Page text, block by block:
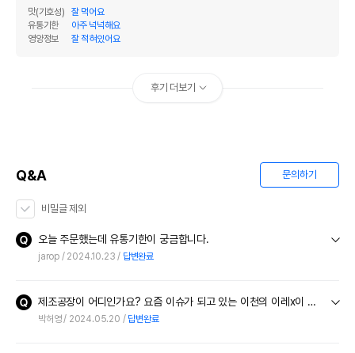
맛(기호성)
잘 먹어요
유통기한
아주 넉넉해요
영양정보
잘 적혀있어요
후기 더보기
Q&A 문의하기
비밀글 제외
오늘 주문했는데 유통기한이 궁금합니다.
jarop 2024.10.23 답변완료
제조공장이 어디인가요? 요즘 이슈가 되고 있는 이천의 이레x이 아닌지 걱정되서요
박허영 2024.05.20 답변완료